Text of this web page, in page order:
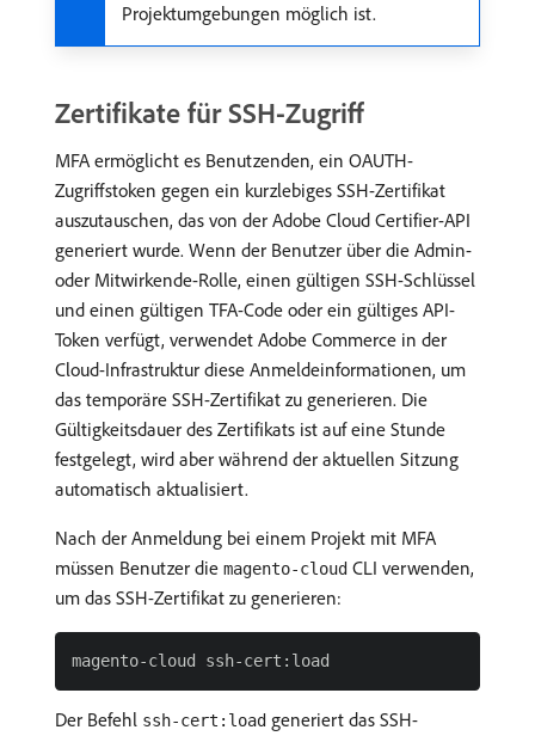
Projektumgebungen möglich ist.
Zertifikate für SSH-Zugriff
MFA ermöglicht es Benutzenden, ein OAUTH-
Zugriffstoken gegen ein kurzlebiges SSH-Zertifikat
auszutauschen, das von der Adobe Cloud Certifier-API
generiert wurde. Wenn der Benutzer über die Admin-
oder Mitwirkende-Rolle, einen gültigen SSH-Schlüssel
und einen gültigen TFA-Code oder ein gültiges API-
Token verfügt, verwendet Adobe Commerce in der
Cloud-Infrastruktur diese Anmeldeinformationen, um
das temporäre SSH-Zertifikat zu generieren. Die
Gültigkeitsdauer des Zertifikats ist auf eine Stunde
festgelegt, wird aber während der aktuellen Sitzung
automatisch aktualisiert.
Nach der Anmeldung bei einem Projekt mit MFA
müssen Benutzer die magento-cloud CLI verwenden,
um das SSH-Zertifikat zu generieren:
Der Befehl ssh-cert:load generiert das SSH-